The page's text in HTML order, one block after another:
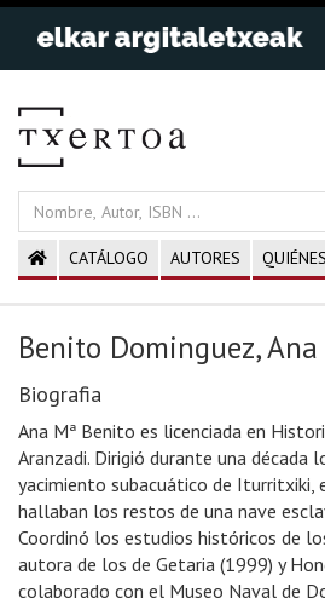
CATÁLOGO AUTORES
Benito Dominguez, Ana
Biografia
Ana Mª Benito es licenciada en
Aranzadi. Dirigió durante una década
yacimiento subacuático de Iturritxiki,
hallaban los restos de una nave
Coordinó los estudios históricos de
autora de los de Getaria (1999) y
colaborado con el Museo Naval de